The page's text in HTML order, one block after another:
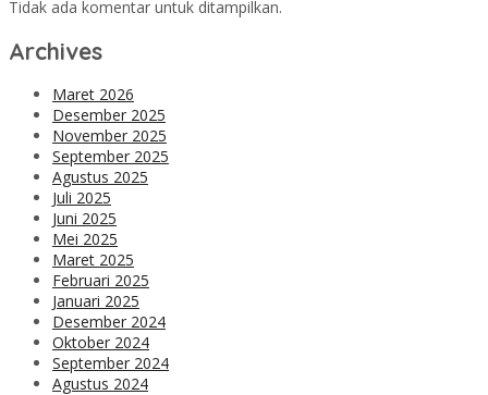
Tidak ada komentar untuk ditampilkan.
Archives
Maret 2026
Desember 2025
November 2025
September 2025
Agustus 2025
Juli 2025
Juni 2025
Mei 2025
Maret 2025
Februari 2025
Januari 2025
Desember 2024
Oktober 2024
September 2024
Agustus 2024